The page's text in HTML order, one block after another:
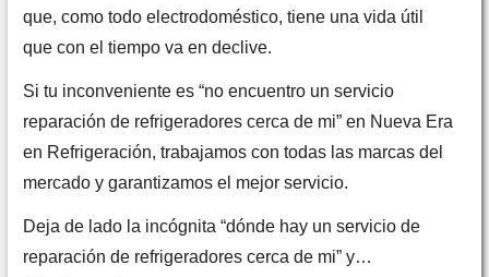
que, como todo electrodoméstico, tiene una vida útil
que con el tiempo va en declive.
Si tu inconveniente es “no encuentro un servicio
reparación de refrigeradores cerca de mi” en Nueva Era
en Refrigeración, trabajamos con todas las marcas del
mercado y garantizamos el mejor servicio.
Deja de lado la incógnita “dónde hay un servicio de
reparación de refrigeradores cerca de mi” y…